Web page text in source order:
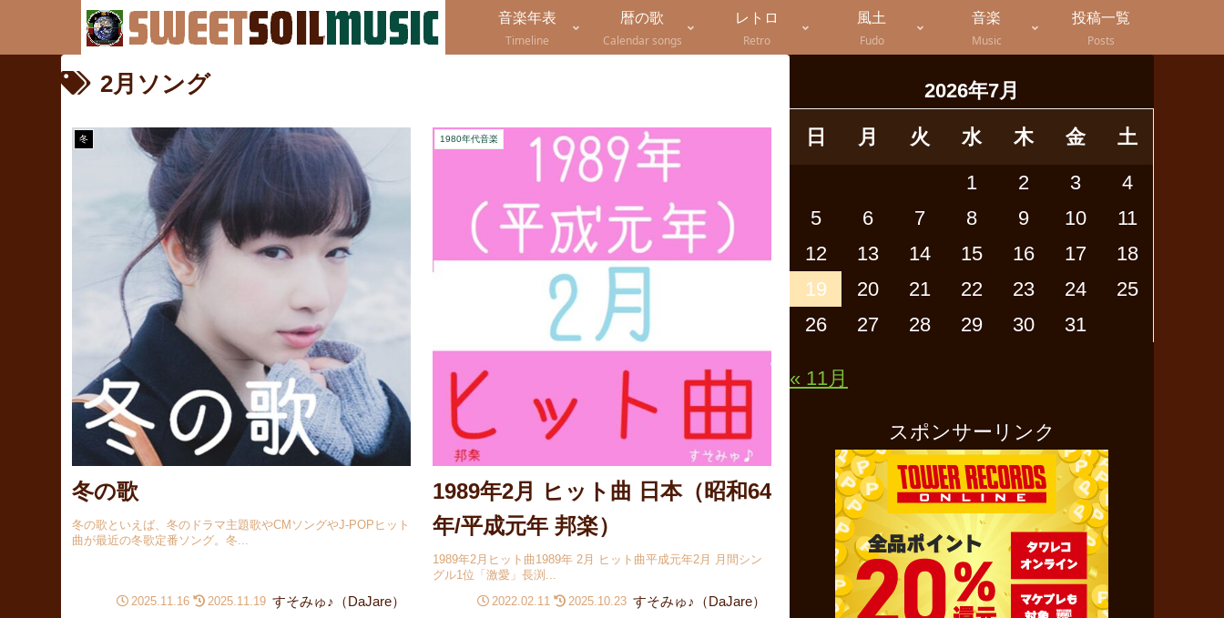
音楽年表
Timeline
暦の歌
Calendar songs
レトロ
Retro
風土
Fudo
音楽
Music
投稿一覧
Posts
2月ソング
冬
冬の歌
冬の歌といえば、冬のドラマ主題歌やCMソングやJ-POPヒット
曲が最近の冬歌定番ソング。冬...
2025.11.16 2025.11.19 すそみゅ♪（DaJare）
1980年代音楽
1989年2月 ヒット曲 日本（昭和64
年/平成元年 邦楽）
1989年2月ヒット曲1989年 2月 ヒット曲平成元年2月 月間シン
グル1位「激愛」長渕...
2022.02.11
2025.10.23 すそみゅ♪（DaJare）
2026年7月
日 月 火 水 木 金
土
1
2 3
4
5
6 7 8 9 10
11
12
13 14 15 16 17
18
19
20 21 22 23 24
25
26
27 28 29 30 31
« 11月
スポンサーリンク